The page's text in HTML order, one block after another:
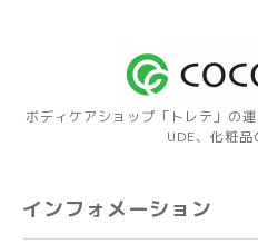
ボディケアショップ「トレテ」の
UDE、化粧品
インフォメーション